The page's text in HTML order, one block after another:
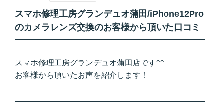
スマホ修理工房グランデュオ蒲田/iPhone12Pro
のカメラレンズ交換のお客様から頂いた口コミ
スマホ修理工房グランデュオ蒲田店です^^
お客様から頂いたお声を紹介します！